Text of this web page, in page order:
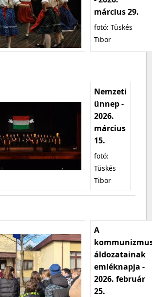
március 29.
fotó: Tüskés
Tibor
Nemzeti
ünnep -
2026.
március
15.
fotó:
Tüskés
Tibor
A
áldozatainak
emléknapja -
2026. február
25.